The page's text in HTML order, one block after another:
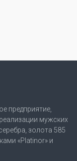
предприятие,
мужских
золота 585
«Platinor» и